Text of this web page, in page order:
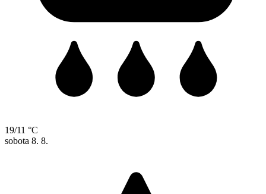
19/11 °C
sobota 8. 8.